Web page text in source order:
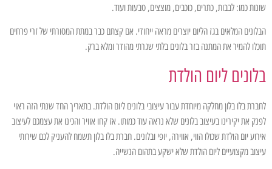
שונות כמו: לבבות, כתרים, כוכבים, מוצצים, טבעות ועוד.
הבלונים המלאים בגז הליום יוצרים מראה ייחודי. אם קצתם כבר במתת המסורתי של זרי פרחים
תוכלו להמיר את המתנה בזר בלונים בלתי שגרתי מהודר ומלא ברק.
בלונים ליום הולדת
לחברת בלו בלון מחלקה מיוחדת עבור עיצובי בלונים ליום הולדת. בתאריך החד שנתי הזה ראוי
לפנק את יקירינו בעיצוב בלונים שלא נראה עוד כמותו. אז קחו אוויר והכינו את עצמכם לעיצוב
אירוע יום הולדת שכולו הווי, אווירה, יופי ובלונים. חברת בלו בלון תשמח להעניק לכם שירותי
עיצוב מקצועיים ליום הולדת שלא ישקע בתהום הנשייה.